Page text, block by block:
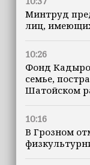
Минтруд
лиц,
10:26
Фонд
семье,
Шатойском
10:16
В Грозном